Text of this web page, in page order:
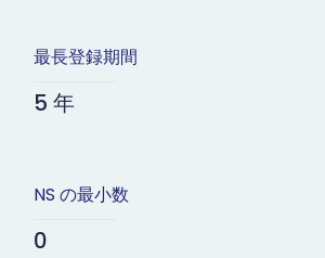
最長登録期間
5 年
NS の最小数
0